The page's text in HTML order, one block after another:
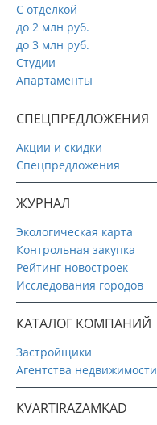
С отделкой
до 2 млн руб.
до 3 млн руб.
Студии
Апартаменты
СПЕЦПРЕДЛОЖЕНИЯ
Акции и скидки
Спецпредложения
ЖУРНАЛ
Экологическая карта
Контрольная закупка
Рейтинг новостроек
Исследования городов
КАТАЛОГ КОМПАНИЙ
Застройщики
Агентства недвижимости
KVARTIRAZAMKAD